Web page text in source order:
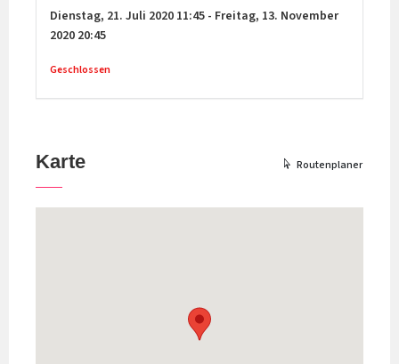
Dienstag, 21. Juli 2020 11:45 - Freitag, 13. November
2020 20:45
Geschlossen
Karte Routenplaner